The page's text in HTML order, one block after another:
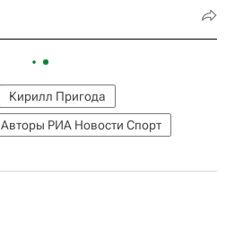
Кирилл Пригода
Авторы РИА Новости Спорт